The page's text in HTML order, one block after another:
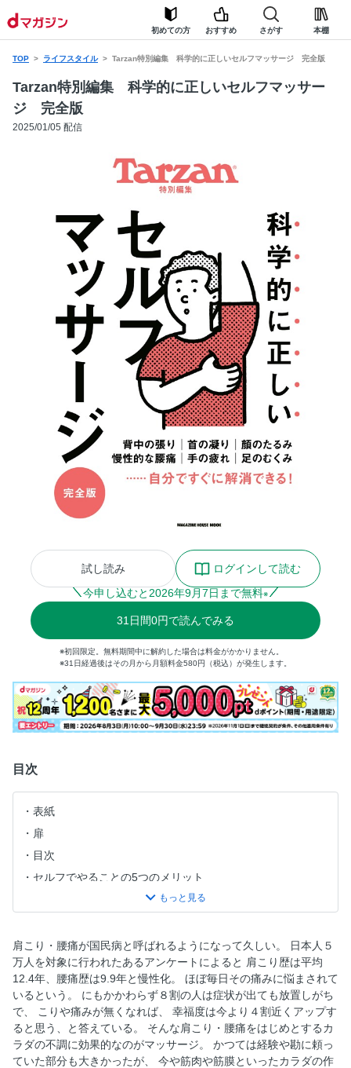
初めての方 おすすめ さがす 本棚
TOP ライフスタイル Tarzan特別編集 科学的に正しいセルフマッサージ 完全版
Tarzan特別編集 科学的に正しいセルフマッサー
ジ 完全版
2025/01/05 配信
試し読み
ログインして読む
今申し込むと 2026年9月7日まで無料※
31 日間0円で読んでみる
※初回限定。無料期間中に解約した場合は料金がかかりません。
※31日経過後はその月から月額料金580円（税込）が発生します。
目次
表紙
扉
目次
セルフでやることの5つのメリット
6つのメソッドが科学的に正しい理由。
腰
首
頭
腕
胸・腹
手
肩こり・腰痛が国民病と呼ばれるようになって久しい。 日本人５
万人を対象に行われたあるアンケートによると 肩こり歴は平均
12.4年、腰痛歴は9.9年と慢性化。 ほぼ毎日その痛みに悩まされて
いるという。 にもかかわらず８割の人は症状が出ても放置しがち
で、 こりや痛みが無くなれば、 幸福度は今より４割近くアップす
ると思う、と答えている。 そんな肩こり・腰痛をはじめとするカ
ラダの不調に効果的なのがマッサージ。 かつては経験や勘に頼っ
ていた部分も大きかったが、 今や筋肉や筋膜といったカラダの作